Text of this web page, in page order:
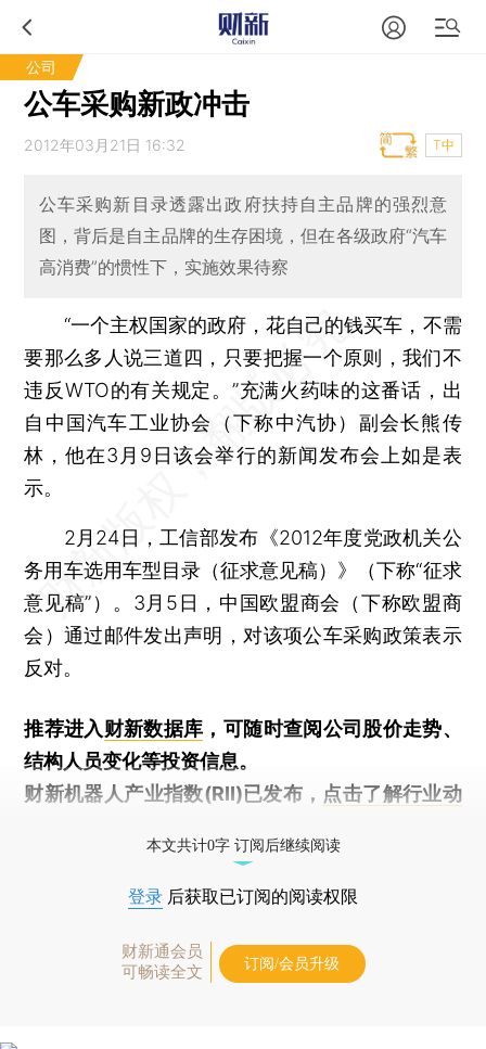
公司
公车采购新政冲击
2012年03月21日 16:32 T中
公车采购新目录透露出政府扶持自主品牌的强烈意
图，背后是自主品牌的生存困境，但在各级政府“汽车
高消费”的惯性下，实施效果待察
“一个主权国家的政府，花自己的钱买车，不需
要那么多人说三道四，只要把握一个原则，我们不
违反WTO的有关规定。”充满火药味的这番话，出
自中国汽车工业协会（下称中汽协）副会长熊传
林，他在3月9日该会举行的新闻发布会上如是表
示。
2月24日，工信部发布《2012年度党政机关公
务用车选用车型目录（征求意见稿）》（下称“征求
意见稿”）。3月5日，中国欧盟商会（下称欧盟商
会）通过邮件发出声明，对该项公车采购政策表示
反对。
推荐进入财新数据库 ，可随时查阅公司股价走势、
结构人员变化等投资信息。
财新机器人产业指数(RII)已发布， 点击了解行业动
本文共计0字 订阅后继续阅读
登录 后获取已订阅的阅读权限
财新通会员
可畅读全文
订阅/会员升级